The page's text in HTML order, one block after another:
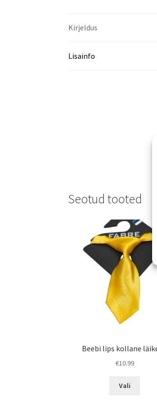
Kirjeldus
Lisainfo
Seotud tooted
Beebi lips kollane
€10.99
Vali